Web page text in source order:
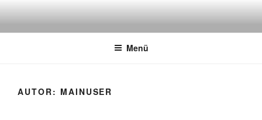
springen
Menü
AUTOR: MAINUSER